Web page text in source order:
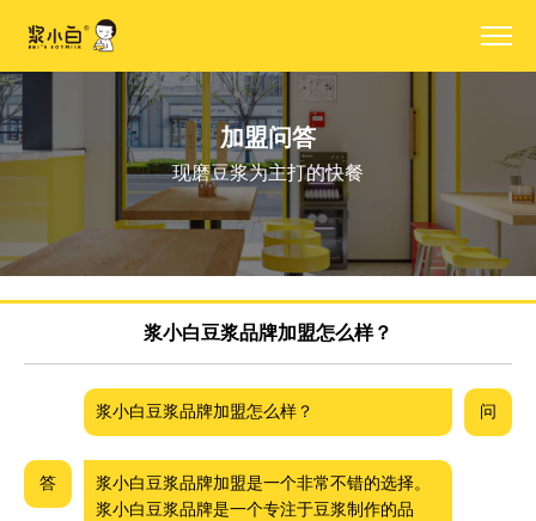
加盟问答
现磨豆浆为主打的快餐
浆小白豆浆品牌加盟怎么样？
问
浆小白豆浆品牌加盟怎么样？
答
浆小白豆浆品牌加盟是一个非常不错的选择。
浆小白豆浆品牌是一个专注于豆浆制作的品